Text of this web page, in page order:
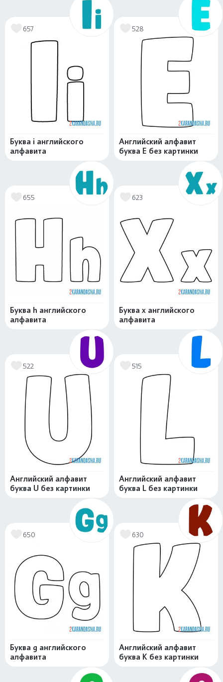
657
Буква i английского
алфавита
528
Английский алфавит
буква E без картинки
655
Буква h английского
алфавита
623
Буква x английского
алфавита
522
Английский алфавит
буква U без картинки
515
Английский алфавит
буква L без картинки
650
Буква g английского
алфавита
630
Английский алфавит
буква K без картинки